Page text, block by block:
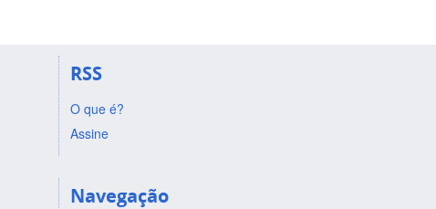
RSS
O que é?
Assine
Navegação